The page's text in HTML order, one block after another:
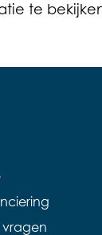
te
vragen